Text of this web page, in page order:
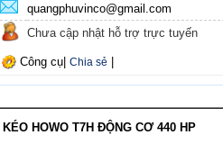
quangphuvinco@gmail.com
Chưa cập nhật hỗ trợ trực tuyến
Chia sẻ
Công cụ
HOWO T7H ĐỘNG CƠ 440 HP